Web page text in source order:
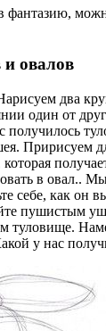
фантазию,
овалов
два
один от
получилось
Пририсуем
в овал..
себе, как он
пушистым
туловище.
у нас